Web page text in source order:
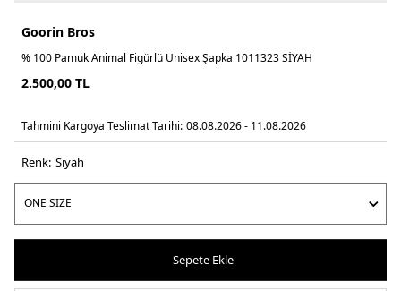
Goorin Bros
% 100 Pamuk Animal Figürlü Unisex Şapka 1011323 SİYAH
2.500,00 TL
Tahmini Kargoya Teslimat Tarihi: 08.08.2026 - 11.08.2026
Renk: si̇yah
Sepete Ekle